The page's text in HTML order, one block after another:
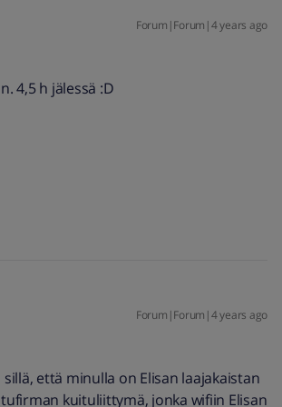
Forum|Forum|4 years ago
4,5 h jälessä :D
Forum|Forum|4 years ago
että minulla on Elisan laajakaistan
kuituliittymä, jonka wifiin Elisan